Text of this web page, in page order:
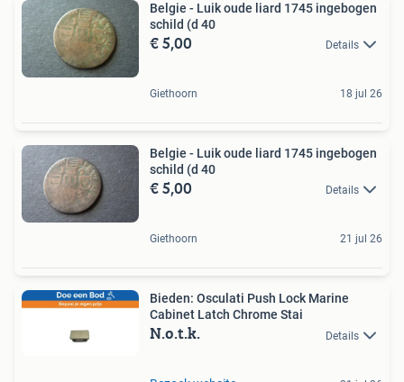
Belgie - Luik oude liard 1745 ingebogen
schild (d 40
€ 5,00 Details
Giethoorn 18 jul 26
Belgie - Luik oude liard 1745 ingebogen
schild (d 40
€ 5,00 Details
Giethoorn 21 jul 26
Bieden: Osculati Push Lock Marine
Cabinet Latch Chrome Stai
N.o.t.k. Details